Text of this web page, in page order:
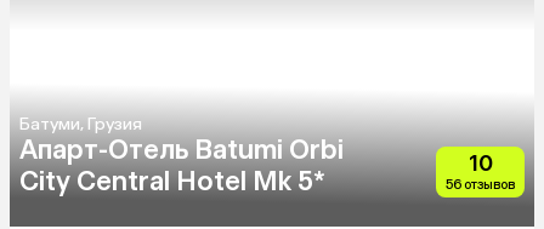
Батуми, Грузия
Апарт-Отель Batumi Orbi
City Сentral Hotel Mk 5*
10
56 отзывов